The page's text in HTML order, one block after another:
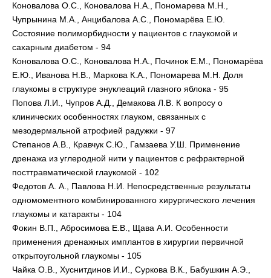
Коновалова О.С., Коновалова Н.А., Пономарева М.Н.,
Чупрынина М.А., Анцибалова А.С., Пономарёва Е.Ю.
Состояние полиморбидности у пациентов с глаукомой и
сахарным диабетом - 94
Коновалова О.С., Коновалова Н.А., Починок Е.М., Пономарёва
Е.Ю., Иванова Н.В., Маркова К.А., Пономарева М.Н. Доля
глаукомы в структуре энуклеаций глазного яблока - 95
Попова Л.И., Чупров А.Д., Демакова Л.В. К вопросу о
клинических особенностях глауком, связанных с
мезодермальной атрофией радужки - 97
Степанов А.В., Кравчук С.Ю., Гамзаева У.Ш. Применение
дренажа из углеродной нити у пациентов с рефрактерной
посттравматической глаукомой - 102
Федотов А. А., Павлова Н.И. Непосредственные результаты
одномоментного комбинированного хирургического лечения
глаукомы и катаракты - 104
Фокин В.П., Абросимова Е.В., Щава А.И. Особенности
применения дренажных имплантов в хирургии первичной
открытоугольной глаукомы - 105
Чайка О.В., Хуснитдинов И.И., Суркова В.К., Бабушкин А.Э.,